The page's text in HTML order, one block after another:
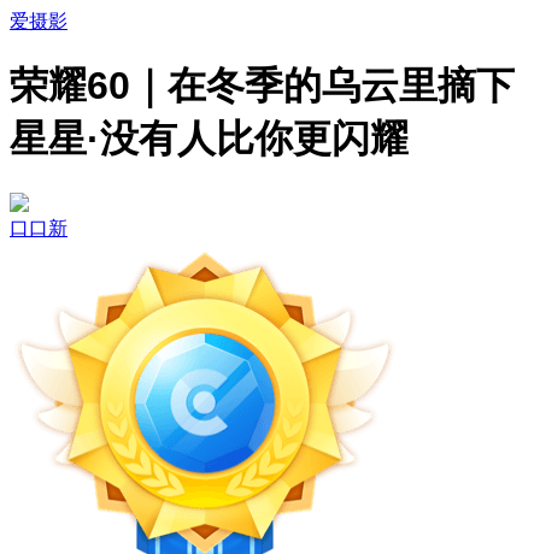
爱摄影
荣耀60｜在冬季的乌云里摘下
星星·没有人比你更闪耀
口口新